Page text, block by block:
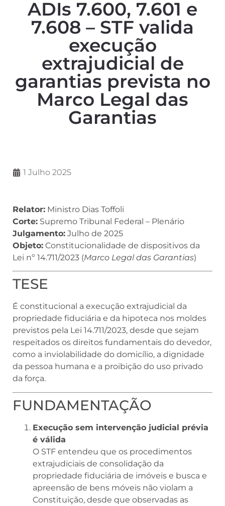
ADIs 7.600, 7.601 e
7.608 – STF valida
execução
extrajudicial de
garantias prevista no
Marco Legal das
Garantias
1 Julho 2025
Relator: Ministro Dias Toffoli
Corte: Supremo Tribunal Federal – Plenário
Julgamento: Julho de 2025
Objeto: Constitucionalidade de dispositivos da
Lei nº 14.711/2023 (Marco Legal das Garantias)
TESE
É constitucional a execução extrajudicial da
propriedade fiduciária e da hipoteca nos moldes
previstos pela Lei 14.711/2023, desde que sejam
respeitados os direitos fundamentais do devedor,
como a inviolabilidade do domicílio, a dignidade
da pessoa humana e a proibição do uso privado
da força.
FUNDAMENTAÇÃO
Execução sem intervenção judicial prévia
é válida
O STF entendeu que os procedimentos
extrajudiciais de consolidação da
propriedade fiduciária de imóveis e busca e
apreensão de bens móveis não violam a
Constituição, desde que observadas as